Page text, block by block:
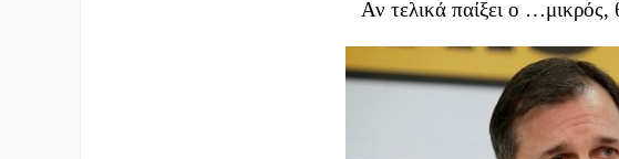
Αν τελικά παίξει ο …μικρός,